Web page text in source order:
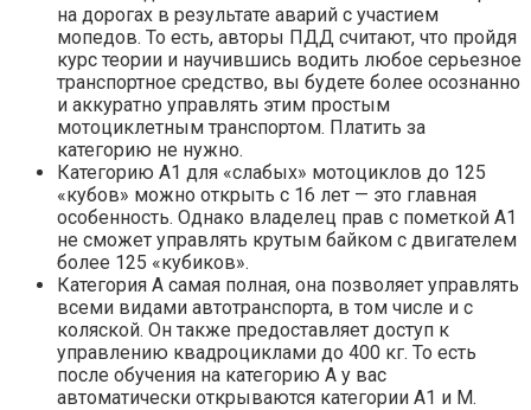
на дорогах в результате аварий с участием
мопедов. То есть, авторы ПДД считают, что пройдя
курс теории и научившись водить любое серьезное
транспортное средство, вы будете более осознанно
и аккуратно управлять этим простым
мотоциклетным транспортом. Платить за
категорию не нужно.
Категорию А1 для «слабых» мотоциклов до 125
«кубов» можно открыть с 16 лет — это главная
особенность. Однако владелец прав с пометкой А1
не сможет управлять крутым байком с двигателем
более 125 «кубиков».
Категория А самая полная, она позволяет управлять
всеми видами автотранспорта, в том числе и с
коляской. Он также предоставляет доступ к
управлению квадроциклами до 400 кг. То есть
после обучения на категорию А у вас
автоматически открываются категории А1 и М.